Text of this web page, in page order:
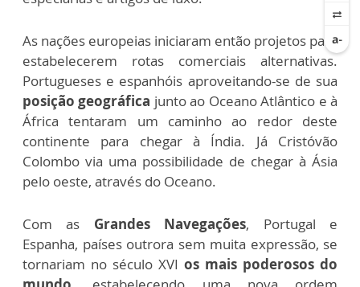
As nações europeias iniciaram então projetos para
estabelecerem rotas comerciais alternativas.
Portugueses e espanhóis aproveitando-se de sua
posição geográfica junto ao Oceano Atlântico e à
África tentaram um caminho ao redor deste
continente para chegar à Índia. Já Cristóvão
Colombo via uma possibilidade de chegar à Ásia
pelo oeste, através do Oceano.
Com as Grandes Navegações, Portugal e
Espanha, países outrora sem muita expressão, se
tornariam no século XVI os mais poderosos do